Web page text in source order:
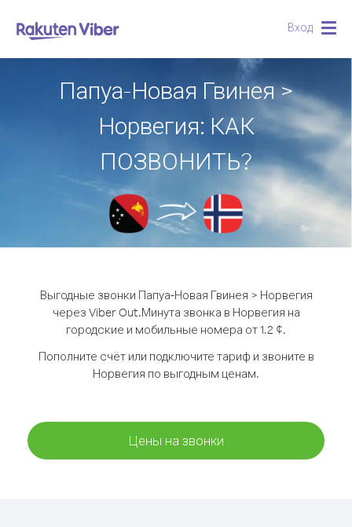
Вход
Папуа-Новая Гвинея >
Норвегия: КАК
ПОЗВОНИТЬ?
Выгодные звонки Папуа-Новая Гвинея > Норвегия
через Viber Out.Минута звонка в Норвегия на
городские и мобильные номера от 1.2 ¢.
Пополните счёт или подключите тариф и звоните в
Норвегия по выгодным ценам.
Цены на звонки